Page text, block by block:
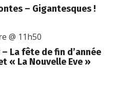
– Gigantesques !
La fête de fin d’année
« La Nouvelle Eve »
@ 11h50